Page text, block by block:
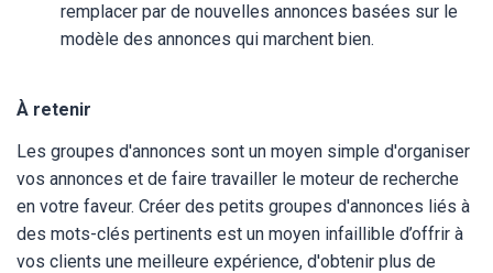
remplacer par de nouvelles annonces basées sur le
modèle des annonces qui marchent bien.
À retenir
Les groupes d'annonces sont un moyen simple d'organiser
vos annonces et de faire travailler le moteur de recherche
en votre faveur. Créer des petits groupes d'annonces liés à
des mots-clés pertinents est un moyen infaillible d’offrir à
vos clients une meilleure expérience, d'obtenir plus de